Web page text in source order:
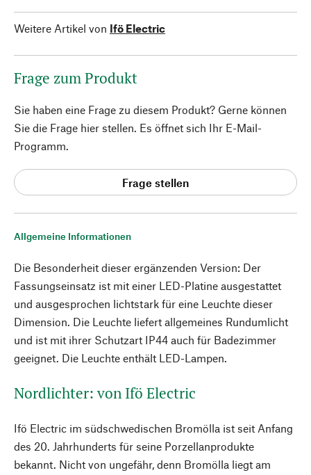
Allgemeine Informationen
Die Besonderheit dieser ergänzenden Version: Der
Fassungseinsatz ist mit einer LED-Platine ausgestattet
und ausgesprochen lichtstark für eine Leuchte dieser
Dimension. Die Leuchte liefert allgemeines Rundumlicht
und ist mit ihrer Schutzart IP44 auch für Badezimmer
geeignet. Die Leuchte enthält LED-Lampen.
Nordlichter: von Ifö Electric
Ifö Electric im südschwedischen Bromölla ist seit Anfang
des 20. Jahrhunderts für seine Porzellanprodukte
bekannt. Nicht von ungefähr, denn Bromölla liegt am
Weitere Artikel von Ifö Electric
Frage zum Produkt
Sie haben eine Frage zu diesem Produkt? Gerne können
Sie die Frage hier stellen. Es öffnet sich Ihr E-Mail-
Programm.
Frage stellen